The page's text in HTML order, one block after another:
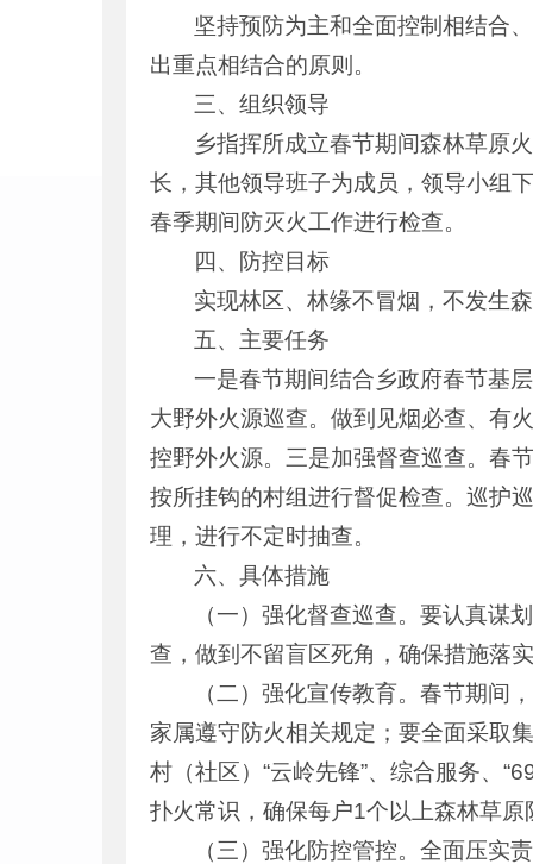
坚持预防为主和全面控制相结合
出重点相结合的原则。
三、组织领导
乡指挥所成立春节期间森林草原
长，其他领导班子为成员，领导小组
春季期间防灭火工作进行检查。
四、防控目标
实现林区、林缘不冒烟，不发生
五、主要任务
一是春节期间结合乡政府春节基
大野外火源巡查。做到见烟必查、有
控野外火源。三是加强督查巡查。春
按所挂钩的村组进行督促检查。巡护
理，进行不定时抽查。
六、具体措施
（一）强化督查巡查。要认真谋
查，做到不留盲区死角，确保措施落
（二）强化宣传教育。春节期间
家属遵守防火相关规定；要全面采取
村（社区）“云岭先锋”、综合服务、
扑火常识，确保每户1个以上森林草原
（三）强化防控管控。全面压实